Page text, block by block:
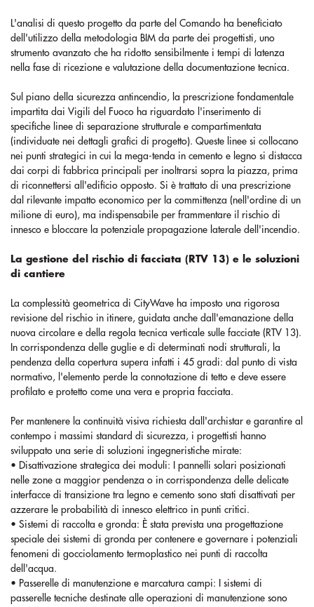
L'analisi di questo progetto da parte del Comando ha beneficiato
dell'utilizzo della metodologia BIM da parte dei progettisti, uno
strumento avanzato che ha ridotto sensibilmente i tempi di latenza
nella fase di ricezione e valutazione della documentazione tecnica.
Sul piano della sicurezza antincendio, la prescrizione fondamentale
impartita dai Vigili del Fuoco ha riguardato l'inserimento di
specifiche linee di separazione strutturale e compartimentata
(individuate nei dettagli grafici di progetto). Queste linee si collocano
nei punti strategici in cui la mega-tenda in cemento e legno si distacca
dai corpi di fabbrica principali per inoltrarsi sopra la piazza, prima
di riconnettersi all'edificio opposto. Si è trattato di una prescrizione
dal rilevante impatto economico per la committenza (nell'ordine di un
milione di euro), ma indispensabile per frammentare il rischio di
innesco e bloccare la potenziale propagazione laterale dell'incendio.
La gestione del rischio di facciata (RTV 13) e le soluzioni
di cantiere
La complessità geometrica di CityWave ha imposto una rigorosa
revisione del rischio in itinere, guidata anche dall'emanazione della
nuova circolare e della regola tecnica verticale sulle facciate (RTV 13).
In corrispondenza delle guglie e di determinati nodi strutturali, la
pendenza della copertura supera infatti i 45 gradi: dal punto di vista
normativo, l'elemento perde la connotazione di tetto e deve essere
profilato e protetto come una vera e propria facciata.
Per mantenere la continuità visiva richiesta dall'archistar e garantire al
contempo i massimi standard di sicurezza, i progettisti hanno
sviluppato una serie di soluzioni ingegneristiche mirate:
• Disattivazione strategica dei moduli: I pannelli solari posizionati
nelle zone a maggior pendenza o in corrispondenza delle delicate
interfacce di transizione tra legno e cemento sono stati disattivati per
azzerare le probabilità di innesco elettrico in punti critici.
• Sistemi di raccolta e gronda: È stata prevista una progettazione
speciale dei sistemi di gronda per contenere e governare i potenziali
fenomeni di gocciolamento termoplastico nei punti di raccolta
dell'acqua.
• Passerelle di manutenzione e marcatura campi: I sistemi di
passerelle tecniche destinate alle operazioni di manutenzione sono